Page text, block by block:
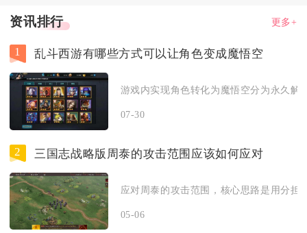
资讯排行 更多+
1 乱斗西游有哪些方式可以让角色变成魔悟空
游戏内实现角色转化为魔悟空分为永久解
07-30
2 三国志战略版周泰的攻击范围应该如何应对
应对周泰的攻击范围，核心思路是用分担
05-06